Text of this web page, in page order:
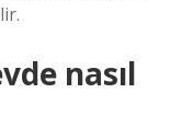
nasıl